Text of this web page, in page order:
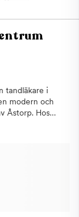
tandläkare i
modern och
Åstorp. Hos